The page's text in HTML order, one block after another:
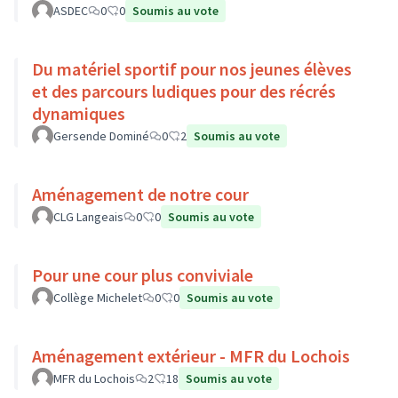
ASDEC 0 0 Soumis au vote
Du matériel sportif pour nos jeunes élèves
et des parcours ludiques pour des récrés
dynamiques
Gersende Dominé 0 2 Soumis au vote
Aménagement de notre cour
CLG Langeais 0 0 Soumis au vote
Pour une cour plus conviviale
Collège Michelet 0 0 Soumis au vote
Aménagement extérieur - MFR du Lochois
MFR du Lochois 2 18 Soumis au vote